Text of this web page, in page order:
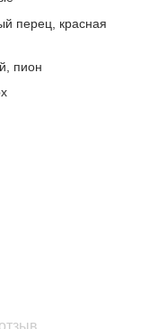
перец, красная
пион